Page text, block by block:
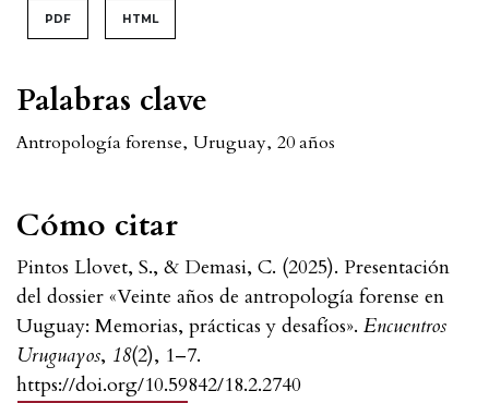
Palabras clave
Antropología forense, Uruguay, 20 años
Cómo citar
Pintos Llovet, S., & Demasi, C. (2025). Presentación
del dossier «Veinte años de antropología forense en
Uuguay: Memorias, prácticas y desafíos». Encuentros
Uruguayos, 18(2), 1–7.
https://doi.org/10.59842/18.2.2740
PDF HTML